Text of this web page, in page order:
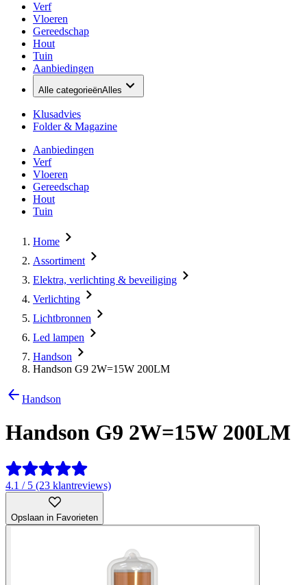
Verf
Vloeren
Gereedschap
Hout
Tuin
Aanbiedingen
Alle categorieënAlles
Klusadvies
Folder & Magazine
Aanbiedingen
Verf
Vloeren
Gereedschap
Hout
Tuin
Home
Assortiment
Elektra, verlichting & beveiliging
Verlichting
Lichtbronnen
Led lampen
Handson
Handson G9 2W=15W 200LM
Handson
Handson G9 2W=15W 200LM
4.1 / 5 (23 klantreviews)
Opslaan in Favorieten